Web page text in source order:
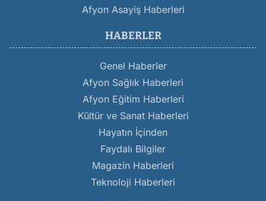
Afyon Asayiş Haberleri
HABERLER
Genel Haberler
Afyon Sağlık Haberleri
Afyon Eğitim Haberleri
Kültür ve Sanat Haberleri
Hayatın İçinden
Faydalı Bilgiler
Magazin Haberleri
Teknoloji Haberleri